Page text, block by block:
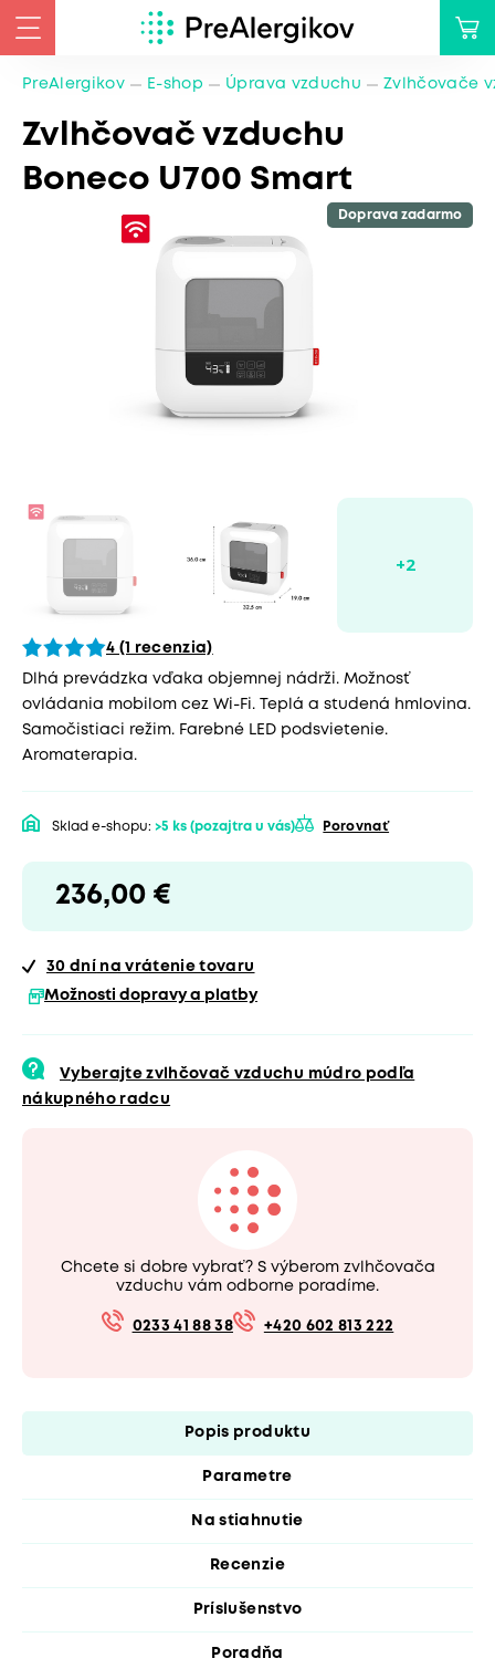
PreAlergikov E-shop Úprava vzduchu Zvlhčovače
Zvlhčovač vzduchu
Boneco U700 Smart
Doprava zadarmo
4 (1 recenzia)
Dlhá prevádzka vďaka objemnej nádrži. Možnosť
ovládania mobilom cez Wi-Fi. Teplá a studená hmlovina.
Samočistiaci režim. Farebné LED podsvietenie.
Aromaterapia.
Sklad e-shopu: >5 ks (pozajtra u vás) Porovnať
236,00 €
30 dní na vrátenie tovaru
Možnosti dopravy a platby
Vyberajte zvlhčovač vzduchu múdro podľa
nákupného radcu
Chcete si dobre vybrať? S výberom zvlhčovača
vzduchu vám odborne poradíme.
0233 41 88 38 +420 602 813 222
Popis produktu
Parametre
Na stiahnutie
Recenzie
Príslušenstvo
Poradňa